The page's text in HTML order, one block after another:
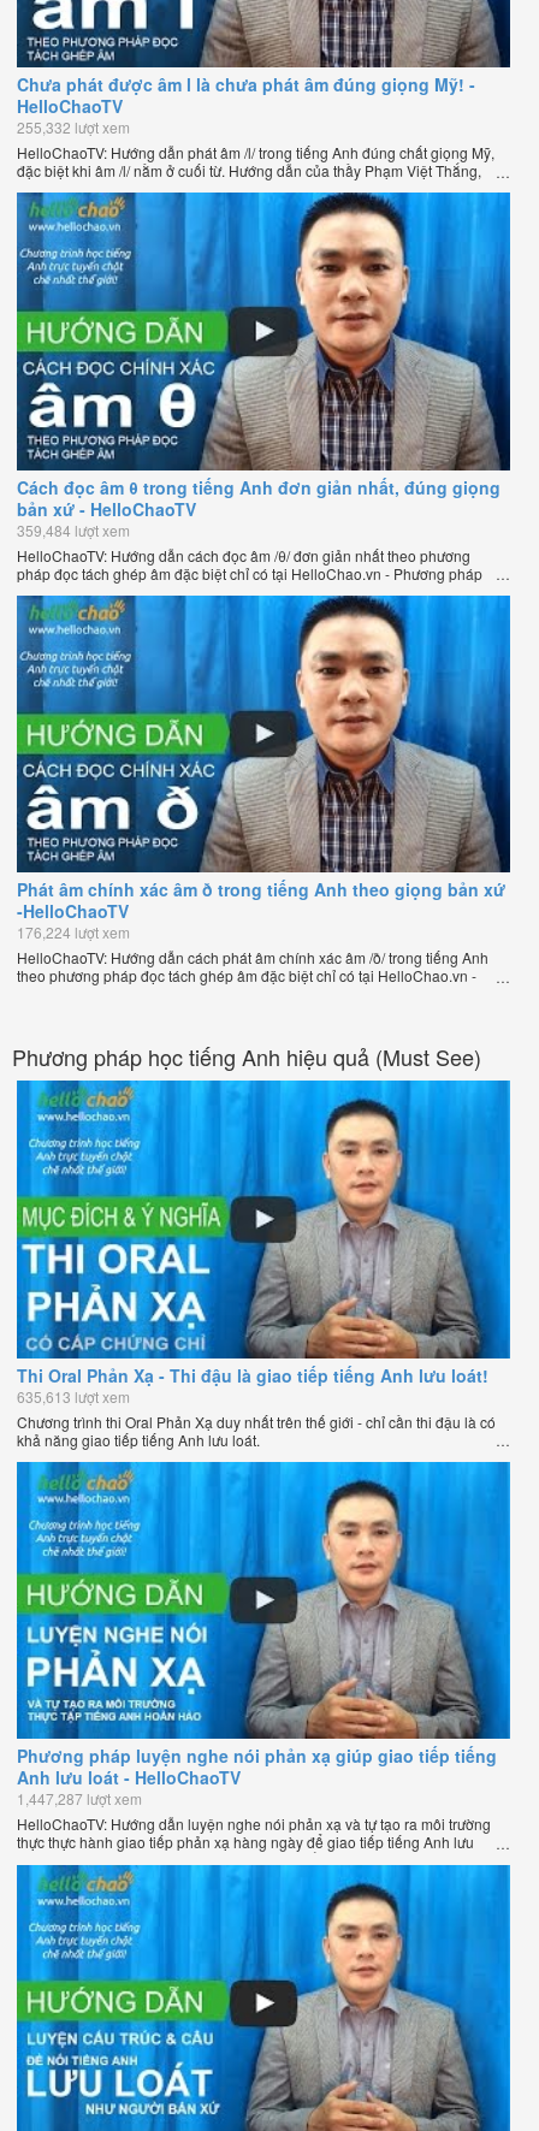
Chưa phát được âm l là chưa phát âm đúng giọng Mỹ! -
HelloChaoTV
255,332 lượt xem
HelloChaoTV: Hướng dẫn phát âm /l/ trong tiếng Anh đúng chất giọng Mỹ,
đặc biệt khi âm /l/ nằm ở cuối từ. Hướng dẫn của thầy Phạm Việt Thắng,
đồng sáng lập HelloChao.vn - Chương trình dạy tiếng Anh trực tuyến chặt
chẽ nhất thế giới.
Cách đọc âm θ trong tiếng Anh đơn giản nhất, đúng giọng
bản xứ - HelloChaoTV
359,484 lượt xem
HelloChaoTV: Hướng dẫn cách đọc âm /θ/ đơn giản nhất theo phương
pháp đọc tách ghép âm đặc biệt chỉ có tại HelloChao.vn - Phương pháp
luyện phát âm chuẩn giọng bản xứ dễ dàng và hiệu quả nhất lần đầu tiên
xuất hiện trên thế giới, của thầy Phạm Việt Thắng, đồng sáng lập trang
HelloChao.vn - Chương trình dạy tiếng Anh trực tuyến chặt chẽ nhất thế
Phát âm chính xác âm ð trong tiếng Anh theo giọng bản xứ
-HelloChaoTV
176,224 lượt xem
HelloChaoTV: Hướng dẫn cách phát âm chính xác âm /ð/ trong tiếng Anh
theo phương pháp đọc tách ghép âm đặc biệt chỉ có tại HelloChao.vn -
chẽ nhất thế giới.
Phương pháp học tiếng Anh hiệu quả (Must See)
Thi Oral Phản Xạ - Thi đậu là giao tiếp tiếng Anh lưu loát!
635,613 lượt xem
Chương trình thi Oral Phản Xạ duy nhất trên thế giới - chỉ cần thi đậu là có
khả năng giao tiếp tiếng Anh lưu loát.
Phương pháp luyện nghe nói phản xạ giúp giao tiếp tiếng
Anh lưu loát - HelloChaoTV
1,447,287 lượt xem
HelloChaoTV: Hướng dẫn luyện nghe nói phản xạ và tự tạo ra môi trường
thực thực hành giao tiếp phản xạ hàng ngày để giao tiếp tiếng Anh lưu
loát như người bản xứ của thầy Phạm Việt Thắng - đồng sáng lập
HelloChao.vn - Chương trình dạy tiếng Anh trực tuyến chặt chẽ nhất thế
giới.